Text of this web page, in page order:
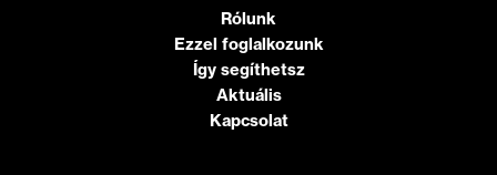
Rólunk
Ezzel foglalkozunk
Így segíthetsz
Aktuális
Kapcsolat